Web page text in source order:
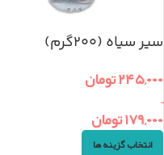
سیر سیاه (۲۰۰گرم)
۲۴۵,۰۰۰تومان
–
۱۷۹,۰۰۰تومان
انتخاب گزینه ها